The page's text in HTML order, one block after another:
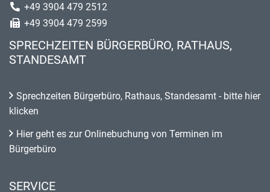
+49 3904 479 2512
+49 3904 479 2599
SPRECHZEITEN BÜRGERBÜRO, RATHAUS,
STANDESAMT
Sprechzeiten Bürgerbüro, Rathaus, Standesamt - bitte hier
klicken
Hier geht es zur Onlinebuchung von Terminen im
Bürgerbüro
SERVICE